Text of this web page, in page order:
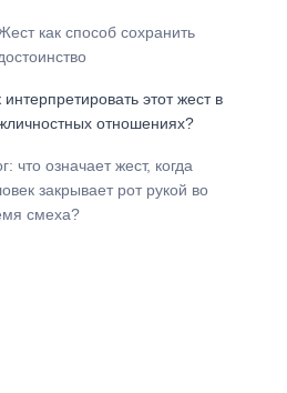
как способ сохранить
интерпретировать этот жест в
отношениях?
что означает жест, когда
закрывает рот рукой во
смеха?